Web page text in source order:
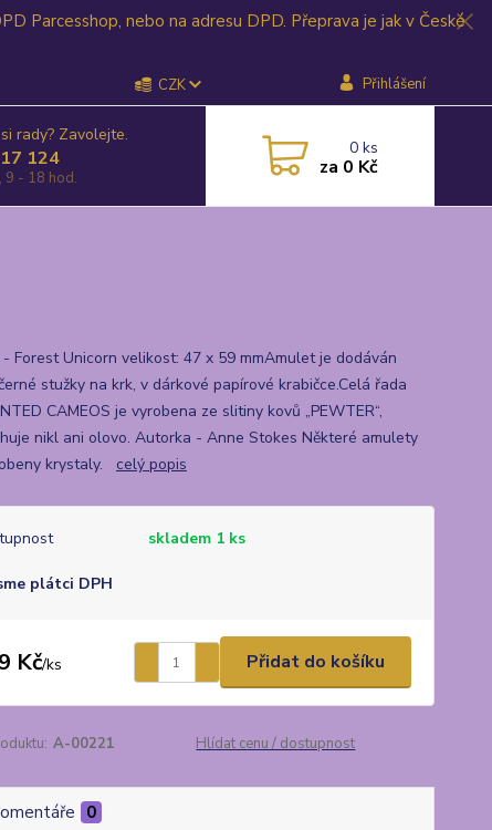
Parcesshop, nebo na adresu DPD. Přeprava je jak v České
CZK Přihlášení
rady? Zavolejte.
124
9 - 18 hod.
0ks
za 0 Kč
Forest Unicorn velikost: 47 x 59 mmAmulet je dodáván
stužky na krk, v dárkové papírové krabičce.Celá řada
CAMEOS je vyrobena ze slitiny kovů „PEWTER“,
nikl ani olovo. Autorka - Anne Stokes Některé amulety
krystaly. celý popis
skladem 1 ks
plátci DPH
Kč/ks Přidat do košíku
A-00221 Hlídat cenu / dostupnost
0